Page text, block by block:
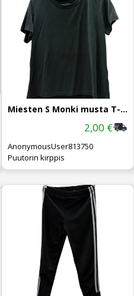
Miesten S Monki musta T-Paita
2,00 €
AnonymousUser813750
Puutorin kirppis